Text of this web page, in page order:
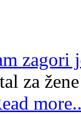
zagori
za žene